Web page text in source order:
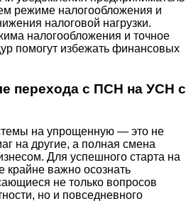
режиме налогообложения и
налоговой нагрузки.
налогообложения и точное
помогут избежать финансовых
перехода с ПСН на УСН с
на упрощенную — это не
на другие, а полная смена
Для успешного старта на
важно осознать
не только вопросов
но и повседневного